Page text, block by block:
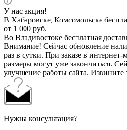
У нас акция!
В Хабаровске, Комсомольске
от 1 000 руб.
Во Владивостоке бесплатная
Внимание! Сейчас обновление
раз в сутки. При заказе в интернет-
размеры могут уже закончиться.
улучшение работы сайта. Извините
Нужна консультация?